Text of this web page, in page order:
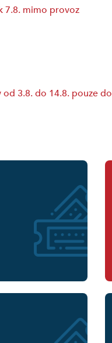
7.8. mimo provoz
od 3.8. do 14.8. pouze do